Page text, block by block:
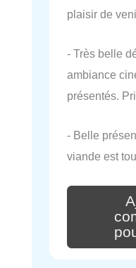
plaisir de
- Très belle
ambiance
présentés.
- Belle
viande est